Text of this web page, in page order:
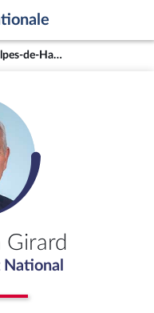
M. Christian Girard - Alpes-de-Haute-Provence (1re circonscription)
Girard